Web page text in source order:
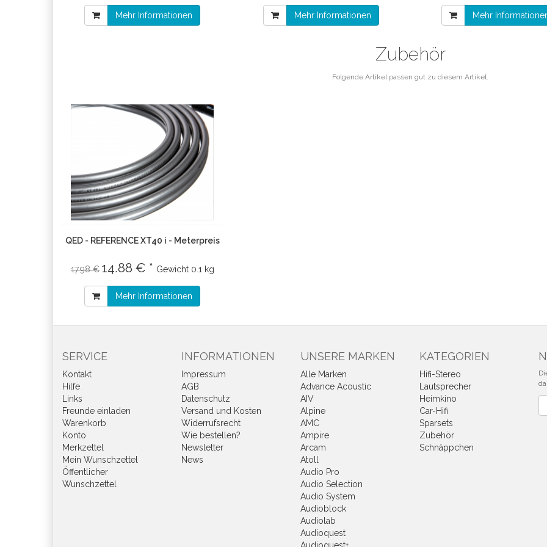
Mehr Informationen Mehr Informationen Mehr
Zubehör
Folgende Artikel passen gut zu diesem Artikel.
QED - REFERENCE XT40 i - Meterpreis
17.98 € 14.88 € * Gewicht 0.1 kg
Mehr Informationen
SERVICE
Kontakt
Hilfe
Links
Freunde einladen
Warenkorb
Konto
Merkzettel
Mein Wunschzettel
Öffentlicher
Wunschzettel
INFORMATIONEN
Impressum
AGB
Datenschutz
Versand und Kosten
Widerrufsrecht
Wie bestellen?
Newsletter
News
UNSERE MARKEN
Alle Marken
Advance Acoustic
AIV
Alpine
AMC
Ampire
Arcam
Atoll
Audio Pro
Audio Selection
Audio System
Audioblock
Audiolab
Audioquest
Audioquest+
KATEGORIEN
Hifi-Stereo
Lautsprecher
Heimkino
Car-Hifi
Sparsets
Zubehör
Schnäppchen